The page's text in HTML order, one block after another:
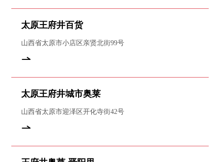
太原王府井百货
山西省太原市小店区亲贤北街99号
太原王府井城市奥莱
山西省太原市迎泽区开化寺街42号